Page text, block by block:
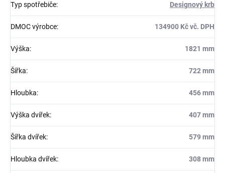
Typ spotřebiče: Designový krb
DMOC výrobce: 134900 Kč vč. DPH
Výška: 1821 mm
Šířka: 722 mm
Hloubka: 456 mm
Výška dvířek: 407 mm
Šířka dvířek: 579 mm
Hloubka dvířek: 308 mm